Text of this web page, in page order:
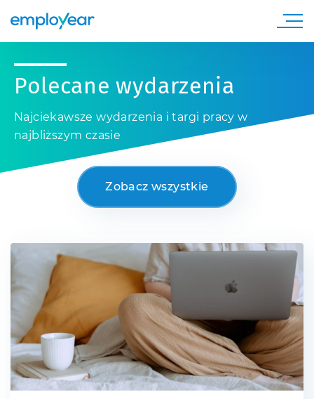
Polecane wydarzenia
Najciekawsze wydarzenia i targi pracy w
najbliższym czasie
Zobacz wszystkie